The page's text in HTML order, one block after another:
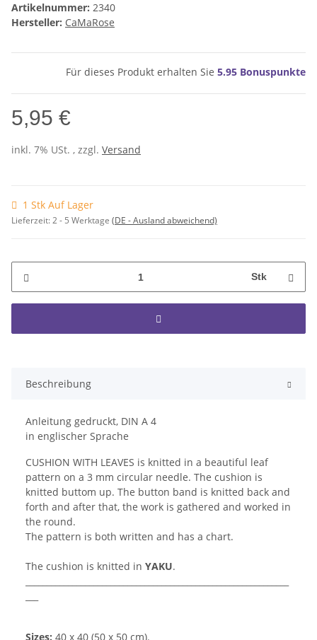
Artikelnummer: 2340
Hersteller: CaMaRose
Für dieses Produkt erhalten Sie 5.95 Bonuspunkte
5,95 €
inkl. 7% USt. , zzgl. Versand
1 Stk Auf Lager
Lieferzeit:2 - 5 Werktage (DE - Ausland abweichend)
Stk
Beschreibung
Anleitung gedruckt, DIN A 4
in englischer Sprache
CUSHION WITH LEAVES is knitted in a beautiful leaf
pattern on a 3 mm circular needle. The cushion is
knitted buttom up. The button band is knitted back and
forth and after that, the work is gathered and worked in
the round.
The pattern is both written and has a chart.
The cushion is knitted in YAKU.
Sizes: 40 x 40 (50 x 50 cm).